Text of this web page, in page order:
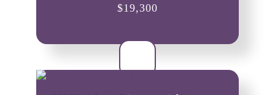
$19,300